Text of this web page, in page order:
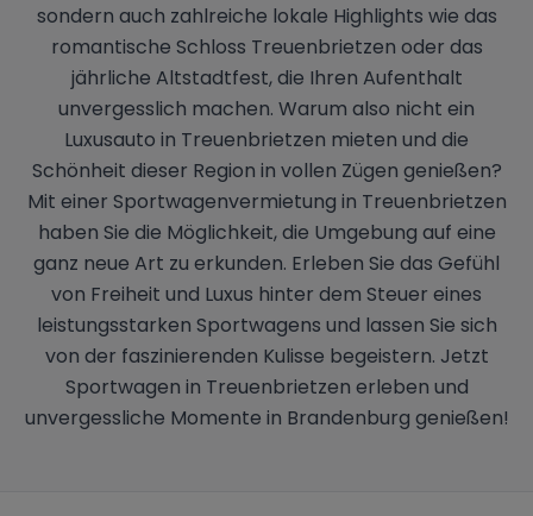
sondern auch zahlreiche lokale Highlights wie das
romantische Schloss Treuenbrietzen oder das
jährliche Altstadtfest, die Ihren Aufenthalt
unvergesslich machen. Warum also nicht ein
Luxusauto in Treuenbrietzen mieten und die
Schönheit dieser Region in vollen Zügen genießen?
Mit einer Sportwagenvermietung in Treuenbrietzen
haben Sie die Möglichkeit, die Umgebung auf eine
ganz neue Art zu erkunden. Erleben Sie das Gefühl
von Freiheit und Luxus hinter dem Steuer eines
leistungsstarken Sportwagens und lassen Sie sich
von der faszinierenden Kulisse begeistern. Jetzt
Sportwagen in Treuenbrietzen erleben und
unvergessliche Momente in Brandenburg genießen!